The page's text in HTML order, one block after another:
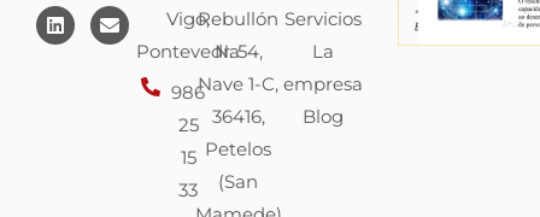
L
i
E
n
Vigo,
Pontevedra
986
25
15
33
Rebullón
N. 54,
Nave 1-C,
36416,
Petelos
(San
Servicios
La
empresa
Blog